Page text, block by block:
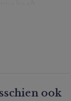
en een wit
proefdruk.
ook